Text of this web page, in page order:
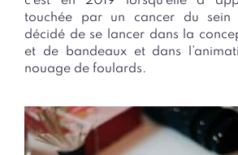
touchée par un cancer du
décidé de se lancer dans la
et de bandeaux et dans
nouage de foulards.